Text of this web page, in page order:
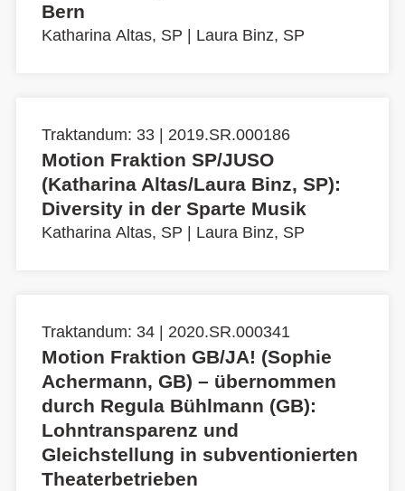
Bern
Katharina Altas, SP Laura Binz, SP
Traktandum: 33 | 2019.SR.000186
Motion Fraktion SP/JUSO
(Katharina Altas/Laura Binz, SP):
Diversity in der Sparte Musik
Katharina Altas, SP Laura Binz, SP
Traktandum: 34 | 2020.SR.000341
Motion Fraktion GB/JA! (Sophie
Achermann, GB) – übernommen
durch Regula Bühlmann (GB):
Lohntransparenz und
Gleichstellung in subventionierten
Theaterbetrieben